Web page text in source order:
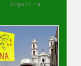
Argentina